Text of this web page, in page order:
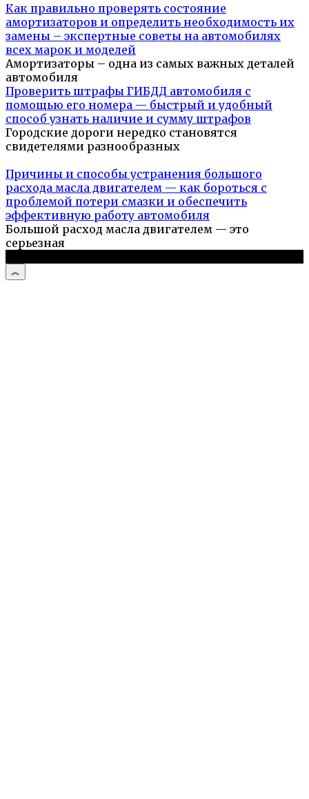
Как правильно проверять состояние
амортизаторов и определить необходимость их
замены – экспертные советы на автомобилях
всех марок и моделей
Амортизаторы – одна из самых важных деталей
автомобиля
Проверить штрафы ГИБДД автомобиля с
помощью его номера — быстрый и удобный
способ узнать наличие и сумму штрафов
Городские дороги нередко становятся
свидетелями разнообразных
Причины и способы устранения большого
расхода масла двигателем — как бороться с
проблемой потери смазки и обеспечить
эффективную работу автомобиля
Большой расход масла двигателем — это
серьезная